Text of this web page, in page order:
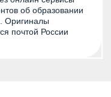
об образовании
Оригиналы
почтой России